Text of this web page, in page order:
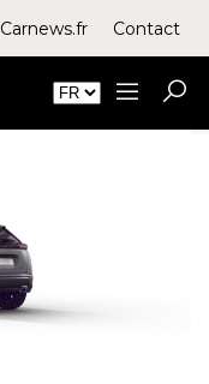
Contact